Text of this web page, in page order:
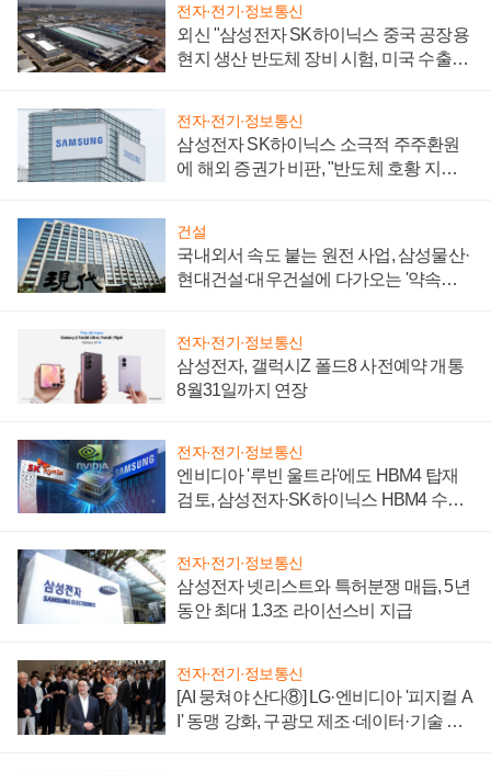
전자·전기·정보통신
외신 "삼성전자 SK하이닉스 중국 공장용
현지 생산 반도체 장비 시험, 미국 수출통
전자·전기·정보통신
삼성전자 SK하이닉스 소극적 주주환원
에 해외 증권가 비판, "반도체 호황 지속
건설
국내외서 속도 붙는 원전 사업, 삼성물산·
현대건설·대우건설에 다가오는 '약속의
전자·전기·정보통신
삼성전자, 갤럭시Z 폴드8 사전예약 개통
8월31일까지 연장
전자·전기·정보통신
엔비디아 '루빈 울트라'에도 HBM4 탑재
검토, 삼성전자·SK하이닉스 HBM4 수율
전자·전기·정보통신
삼성전자 넷리스트와 특허분쟁 매듭, 5년
동안 최대 1.3조 라이선스비 지급
전자·전기·정보통신
[AI 뭉쳐야 산다⑧] LG·엔비디아 '피지컬 A
I' 동맹 강화, 구광모 제조·데이터·기술 결